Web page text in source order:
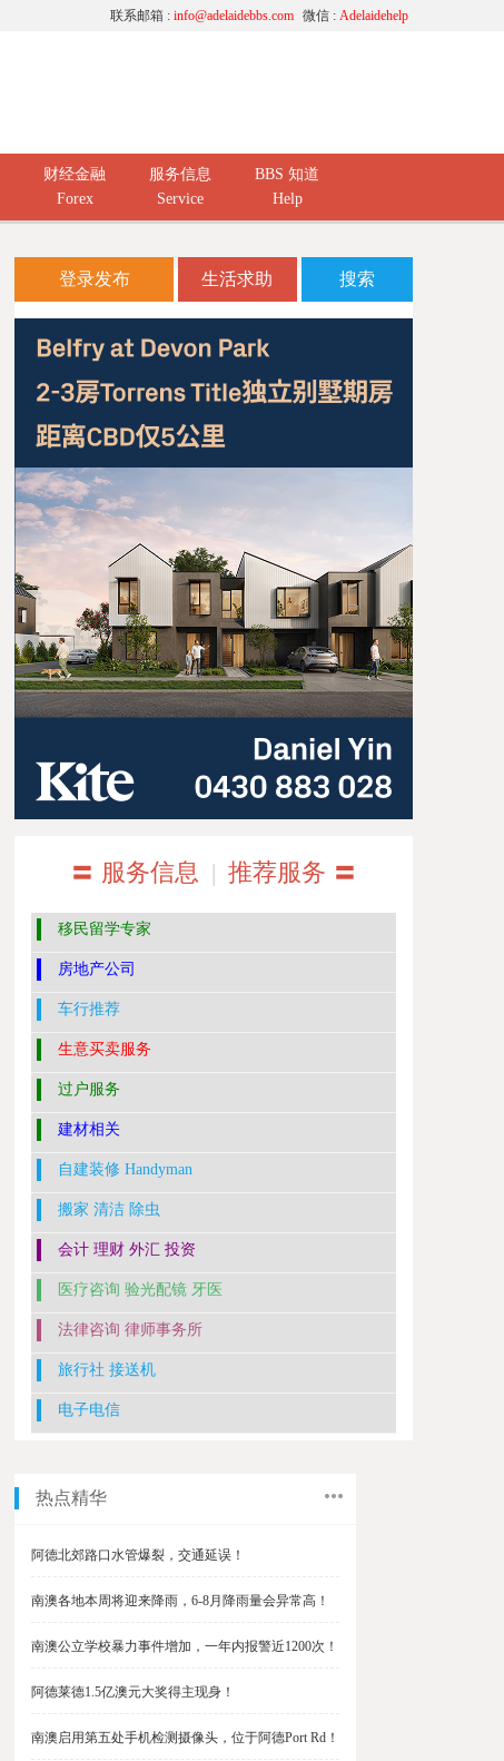
微信 : Adelaidehelp
联系邮箱 : info@adelaidebbs.com
财经金融
Forex
服务信息
Service
BBS 知道
Help
登录发布 生活求助 搜索
〓 服务信息 | 推荐服务 〓
移民留学专家
房地产公司
车行推荐
生意买卖服务
过户服务
建材相关
自建装修 Handyman
搬家 清洁 除虫
会计 理财 外汇 投资
医疗咨询 验光配镜 牙医
法律咨询 律师事务所
旅行社 接送机
电子电信
热点精华
阿德北郊路口水管爆裂，交通延误！
南澳各地本周将迎来降雨，6-8月降雨量会异常高！
南澳公立学校暴力事件增加，一年内报警近1200次！
阿德莱德1.5亿澳元大奖得主现身！
南澳启用第五处手机检测摄像头，位于阿德Port Rd！